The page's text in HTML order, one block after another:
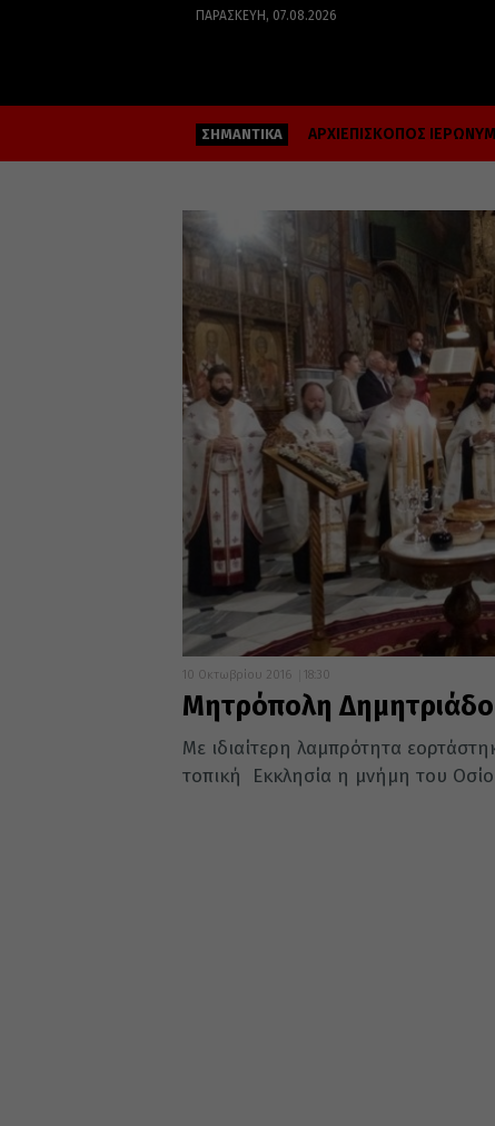
ΠΑΡΑΣΚΕΥΉ, 07.08.2026
ΣΗΜΑΝΤΙΚΑ ΑΡΧΙΕΠΙΣΚΟΠΟΣ
10 Οκτωβρίου 2016 18:30
Μητρόπολη
Με ιδιαίτερη λαμπρότητα
τοπική Εκκλησία η μνήμη του